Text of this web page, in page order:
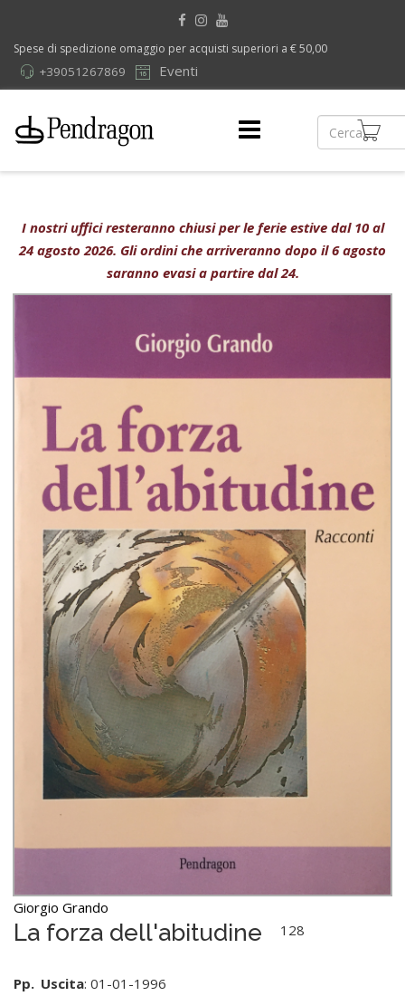
Spese di spedizione omaggio per acquisti superiori a € 50,00
Eventi
+39051267869
I nostri uffici resteranno chiusi per le ferie estive dal 10 al
24 agosto 2026. Gli ordini che arriveranno dopo il 6 agosto
saranno evasi a partire dal 24.
Giorgio Grando
La forza dell'abitudine
Pp.
128
Uscita: 01-01-1996